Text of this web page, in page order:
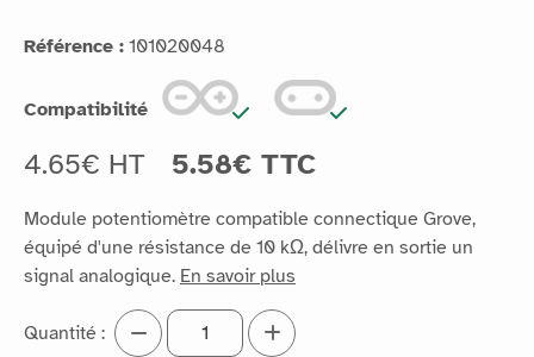
Référence : 101020048
Compatibilité
4.65€ HT 5.58€ TTC
Module potentiomètre compatible connectique Grove,
équipé d'une résistance de 10 kΩ, délivre en sortie un
signal analogique. En savoir plus
Quantité :